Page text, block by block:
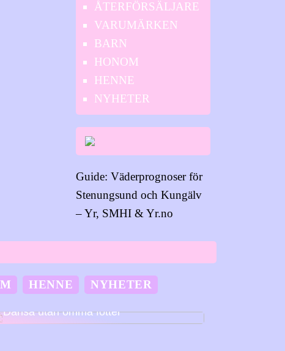
ÅTERFÖRSÄLJARE
VARUMÄRKEN
BARN
HONOM
HENNE
NYHETER
Guide: Väderprognoser för
Stenungsund och Kungälv
– Yr, SMHI & Yr.no
HENNE NYHETER
Dansa utan ömma fötter